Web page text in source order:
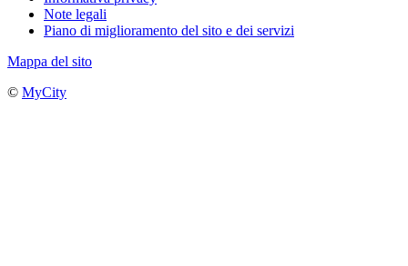
Note legali
Piano di miglioramento del sito e dei servizi
Mappa del sito
© MyCity